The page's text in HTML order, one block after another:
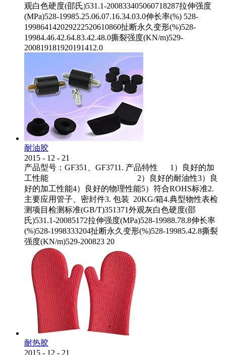
观白色硬度(邵氏)531.1-200833405060718287拉伸强度
(MPa)528-19985.25.06.07.16.34.03.0伸长率(%) 528-
199864142029222520610860扯断永久变形(%)528-
19984.46.42.64.83.42.48.0撕裂强度(KN/m)529-
200819181920191412.0
耐油胶
2015 - 12 - 21
产品型号：GF351、GF3711. 产品特性 1）良好的加
工性能 2）良好的耐油性3）良
好的加工性能4）良好的物理性能5）符合ROHS标准2.
主要应用管子、密封件3. 包装 20KG/箱4.典型物性表检
测项目检测标准(GB/T)351371外观灰白色硬度(邵
氏)531.1-20085172拉伸强度(MPa)528-19988.78.8伸长率
(%)528-1998333204扯断永久变形(%)528-19985.42.8撕裂
强度(KN/m)529-200823 20
耐热胶
2015 - 12 - 21